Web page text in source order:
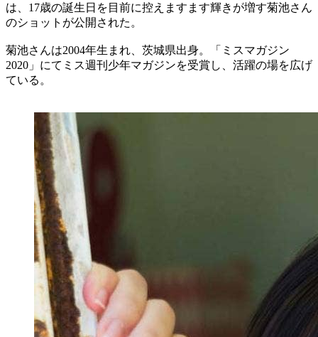
は、17歳の誕生日を目前に控えますます輝きが増す菊池さん
のショットが公開された。
菊池さんは2004年生まれ、茨城県出身。「ミスマガジン
2020」にてミス週刊少年マガジンを受賞し、活躍の場を広げ
ている。